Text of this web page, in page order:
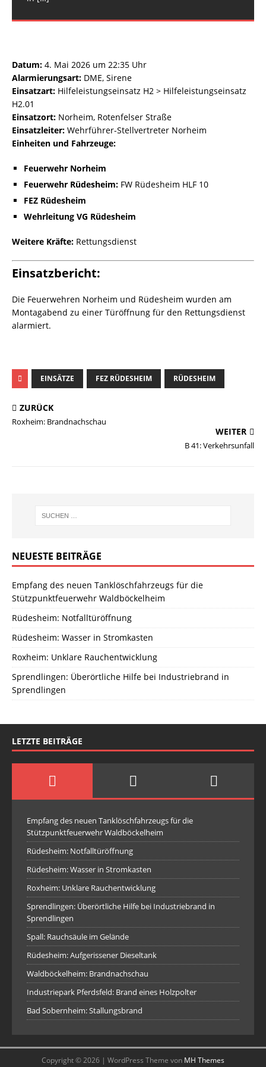
Datum: 4. Mai 2026 um 22:35 Uhr
Alarmierungsart: DME, Sirene
Einsatzart: Hilfeleistungseinsatz H2 > Hilfeleistungseinsatz
H2.01
Einsatzort: Norheim, Rotenfelser Straße
Einsatzleiter: Wehrführer-Stellvertreter Norheim
Einheiten und Fahrzeuge:
Feuerwehr Norheim
Feuerwehr Rüdesheim: FW Rüdesheim HLF 10
FEZ Rüdesheim
Wehrleitung VG Rüdesheim
Weitere Kräfte: Rettungsdienst
Einsatzbericht:
Die Feuerwehren Norheim und Rüdesheim wurden am
Montagabend zu einer Türöffnung für den Rettungsdienst
alarmiert.
EINSÄTZE FEZ RÜDESHEIM RÜDESHEIM
ZURÜCK
Roxheim: Brandnachschau
WEITER
B 41: Verkehrsunfall
NEUESTE BEITRÄGE
Empfang des neuen Tanklöschfahrzeugs für die
Stützpunktfeuerwehr Waldböckelheim
Rüdesheim: Notfalltüröffnung
Rüdesheim: Wasser in Stromkasten
Roxheim: Unklare Rauchentwicklung
Sprendlingen: Überörtliche Hilfe bei Industriebrand in
Sprendlingen
LETZTE BEITRÄGE
Empfang des neuen Tanklöschfahrzeugs für die
Stützpunktfeuerwehr Waldböckelheim
Rüdesheim: Notfalltüröffnung
Rüdesheim: Wasser in Stromkasten
Roxheim: Unklare Rauchentwicklung
Sprendlingen: Überörtliche Hilfe bei Industriebrand in
Sprendlingen
Spall: Rauchsäule im Gelände
Rüdesheim: Aufgerissener Dieseltank
Waldböckelheim: Brandnachschau
Industriepark Pferdsfeld: Brand eines Holzpolter
Bad Sobernheim: Stallungsbrand
Copyright © 2026 | WordPress Theme von MH Themes